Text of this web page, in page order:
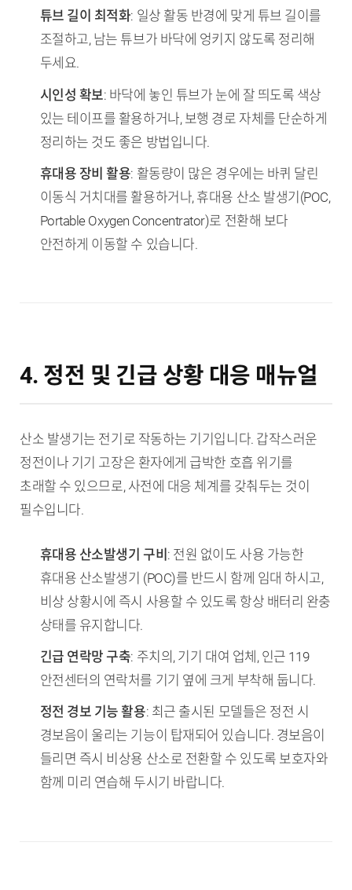
튜브 길이 최적화: 일상 활동 반경에 맞게 튜브 길이를
조절하고, 남는 튜브가 바닥에 엉키지 않도록 정리해
두세요.
시인성 확보: 바닥에 놓인 튜브가 눈에 잘 띄도록 색상
있는 테이프를 활용하거나, 보행 경로 자체를 단순하게
정리하는 것도 좋은 방법입니다.
휴대용 장비 활용: 활동량이 많은 경우에는 바퀴 달린
이동식 거치대를 활용하거나, 휴대용 산소 발생기(POC,
Portable Oxygen Concentrator)로 전환해 보다
안전하게 이동할 수 있습니다.
4. 정전 및 긴급 상황 대응 매뉴얼
산소 발생기는 전기로 작동하는 기기입니다. 갑작스러운
정전이나 기기 고장은 환자에게 급박한 호흡 위기를
초래할 수 있으므로, 사전에 대응 체계를 갖춰두는 것이
필수입니다.
휴대용 산소발생기 구비 : 전원 없이도 사용 가능한
휴대용 산소발생기 (POC)를 반드시 함께 임대 하시고,
비상 상황시에 즉시 사용할 수 있도록 항상 배터리 완충
상태를 유지합니다.
긴급 연락망 구축: 주치의, 기기 대여 업체, 인근 119
안전센터의 연락처를 기기 옆에 크게 부착해 둡니다.
정전 경보 기능 활용: 최근 출시된 모델들은 정전 시
경보음이 울리는 기능이 탑재되어 있습니다. 경보음이
들리면 즉시 비상용 산소로 전환할 수 있도록 보호자와
함께 미리 연습해 두시기 바랍니다.